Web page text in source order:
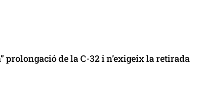
prolongació de la C-32 i n’exigeix la retirada